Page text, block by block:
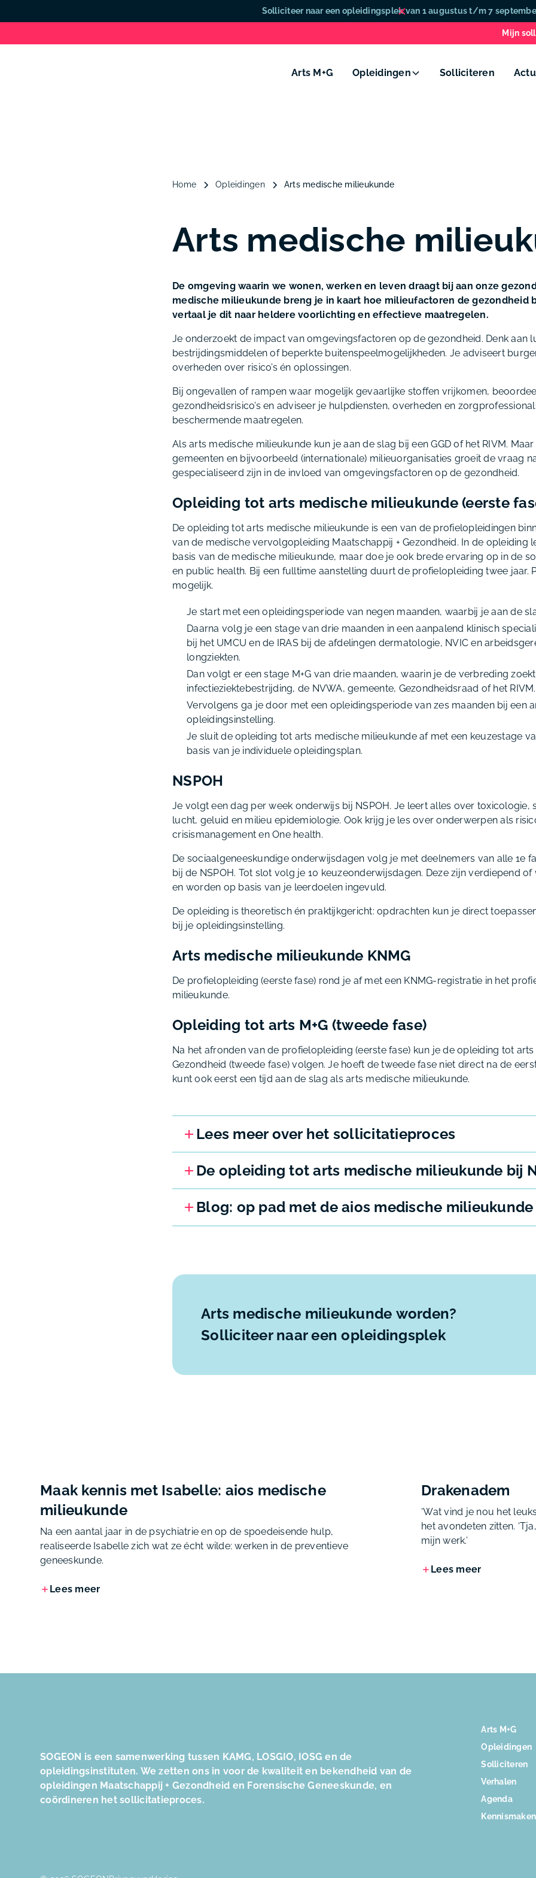
Solliciteer naar een opleidingsplek van 1 augustus t/m 7
Mijn
Arts M+G Opleidingen Solliciteren
Home Opleidingen Arts medische milieukunde
Arts medische
De omgeving waarin we wonen, werken en leven draagt bij aan onze
medische milieukunde breng je in kaart hoe milieufactoren de gezondheid
vertaal je dit naar heldere voorlichting en effectieve maatregelen.
Je onderzoekt de impact van omgevingsfactoren op de gezondheid. Denk aan
bestrijdingsmiddelen of beperkte buitenspeelmogelijkheden. Je adviseert
overheden over risico’s én oplossingen.
Bij ongevallen of rampen waar mogelijk gevaarlijke stoffen vrijkomen,
gezondheidsrisico’s en adviseer je hulpdiensten, overheden en
beschermende maatregelen.
Als arts medische milieukunde kun je aan de slag bij een GGD of het RIVM.
gemeenten en bijvoorbeeld (internationale) milieuorganisaties groeit de vraag
gespecialiseerd zijn in de invloed van omgevingsfactoren op de gezondheid.
Opleiding tot arts medische milieukunde (eerste
De opleiding tot arts medische milieukunde is een van de profielopleidingen
van de medische vervolgopleiding Maatschappij + Gezondheid. In de opleiding
basis van de medische milieukunde, maar doe je ook brede ervaring op in de
en public health. Bij een fulltime aanstelling duurt de profielopleiding twee jaar.
mogelijk.
Je start met een opleidingsperiode van negen maanden, waarbij je aan de
Daarna volg je een stage van drie maanden in een aanpalend klinisch
bij het UMCU en de IRAS bij de afdelingen dermatologie, NVIC en
longziekten.
Dan volgt er een stage M+G van drie maanden, waarin je de verbreding
infectieziektebestrijding, de NVWA, gemeente, Gezondheidsraad of het RIVM.
Vervolgens ga je door met een opleidingsperiode van zes maanden bij een
opleidingsinstelling.
Je sluit de opleiding tot arts medische milieukunde af met een keuzestage
basis van je individuele opleidingsplan.
NSPOH
Je volgt een dag per week onderwijs bij NSPOH. Je leert alles over toxicologie,
lucht, geluid en milieu epidemiologie. Ook krijg je les over onderwerpen als
crisismanagement en One health.
De sociaalgeneeskundige onderwijsdagen volg je met deelnemers van alle 1e
bij de NSPOH. Tot slot volg je 10 keuzeonderwijsdagen. Deze zijn verdiepend
en worden op basis van je leerdoelen ingevuld.
De opleiding is theoretisch én praktijkgericht: opdrachten kun je direct
bij je opleidingsinstelling.
Arts medische milieukunde KNMG
De profielopleiding (eerste fase) rond je af met een KNMG-registratie in het
milieukunde.
Opleiding tot arts M+G (tweede fase)
Na het afronden van de profielopleiding (eerste fase) kun je de opleiding tot arts
Gezondheid (tweede fase) volgen. Je hoeft de tweede fase niet direct na de
kunt ook eerst een tijd aan de slag als arts medische milieukunde.
Lees meer over het sollicitatieproces
De opleiding tot arts medische milieukunde bij
Blog: op pad met de aios medische milieukunde
Arts medische milieukunde worden?
Solliciteer naar een opleidingsplek
Maak kennis met Isabelle: aios medische
milieukunde
Na een aantal jaar in de psychiatrie en op de spoedeisende hulp,
realiseerde Isabelle zich wat ze écht wilde: werken in de preventieve
geneeskunde.
Lees meer
Drakenadem
‍‘Wat vind je nou het
het avondeten zitten.
mijn werk.’
Lees meer
SOGEON is een samenwerking tussen KAMG, LOSGIO, IOSG en de
opleidingsinstituten. We zetten ons in voor de kwaliteit en bekendheid van de
opleidingen Maatschappij + Gezondheid en Forensische Geneeskunde, en
coördineren het sollicitatieproces.
Arts M+G
Opleidingen
Solliciteren
Verhalen
Agenda
Kennismaken